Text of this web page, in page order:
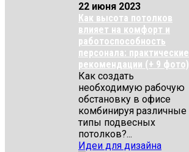
22 июня 2023
Как высота потолков
влияет на комфорт и
работоспособность
персонала: практические
рекомендации (+ 9 фото)
Как создать
необходимую рабочую
обстановку в офисе
комбинируя различные
типы подвесных
потолков?...
Идеи для дизайна